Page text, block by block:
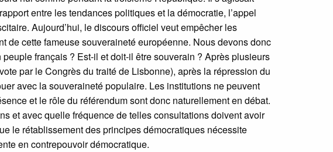
entre les tendances politiques et la démocratie, l’appel
Aujourd’hui, le discours officiel veut empêcher les
de cette fameuse souveraineté européenne. Nous devons donc
français ? Est-il et doit-il être souverain ? Après plusieurs
par le Congrès du traité de Lisbonne), après la répression du
avec la souveraineté populaire. Les institutions ne peuvent
et le rôle du référendum sont donc naturellement en débat.
et avec quelle fréquence de telles consultations doivent avoir
le rétablissement des principes démocratiques nécessite
en contrepouvoir démocratique.